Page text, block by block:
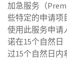
加急服务（
些特定的申请项
使用此服务申请
诺在15个自然日
过15个自然日内